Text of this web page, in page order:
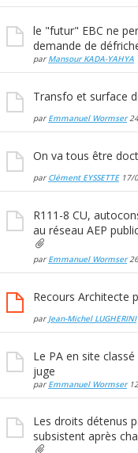
le "futur" EBC ne
demande de
par Mansour KADA-YAHYA
Transfo et surface
par Emmanuel Wormser
On va tous être
par Clément EYSSETTE17/
R111-8 CU,
au réseau AEP
par Emmanuel Wormser
Recours Architecte
par Jean-Michel LUGHERINI
Le PA en site
juge
par Emmanuel Wormser
Les droits détenus
subsistent après